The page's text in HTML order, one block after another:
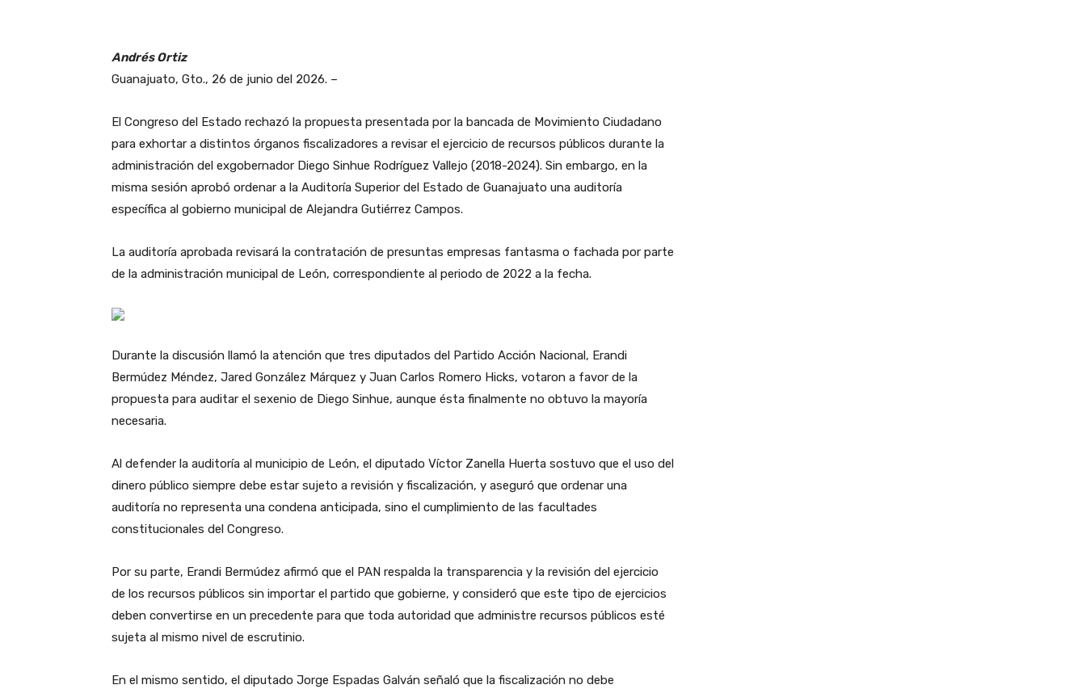
Andrés Ortiz
Guanajuato, Gto., 26 de junio del 2026. –
El Congreso del Estado rechazó la propuesta presentada por la bancada de Movimiento Ciudadano
para exhortar a distintos órganos fiscalizadores a revisar el ejercicio de recursos públicos durante la
administración del exgobernador Diego Sinhue Rodríguez Vallejo (2018-2024). Sin embargo, en la
misma sesión aprobó ordenar a la Auditoría Superior del Estado de Guanajuato una auditoría
específica al gobierno municipal de Alejandra Gutiérrez Campos.
La auditoría aprobada revisará la contratación de presuntas empresas fantasma o fachada por parte
de la administración municipal de León, correspondiente al periodo de 2022 a la fecha.
Durante la discusión llamó la atención que tres diputados del Partido Acción Nacional, Erandi
Bermúdez Méndez, Jared González Márquez y Juan Carlos Romero Hicks, votaron a favor de la
propuesta para auditar el sexenio de Diego Sinhue, aunque ésta finalmente no obtuvo la mayoría
necesaria.
Al defender la auditoría al municipio de León, el diputado Víctor Zanella Huerta sostuvo que el uso del
dinero público siempre debe estar sujeto a revisión y fiscalización, y aseguró que ordenar una
auditoría no representa una condena anticipada, sino el cumplimiento de las facultades
constitucionales del Congreso.
Por su parte, Erandi Bermúdez afirmó que el PAN respalda la transparencia y la revisión del ejercicio
de los recursos públicos sin importar el partido que gobierne, y consideró que este tipo de ejercicios
deben convertirse en un precedente para que toda autoridad que administre recursos públicos esté
sujeta al mismo nivel de escrutinio.
En el mismo sentido, el diputado Jorge Espadas Galván señaló que la fiscalización no debe